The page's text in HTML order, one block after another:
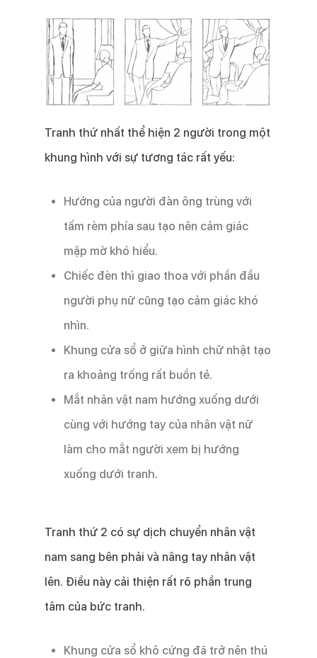
Tranh thứ nhất thể hiện 2 người trong một
khung hình với sự tương tác rất yếu:
Hướng của người đàn ông trùng với
tấm rèm phía sau tạo nên cảm giác
mập mờ khó hiểu.
Chiếc đèn thì giao thoa với phần đầu
người phụ nữ cũng tạo cảm giác khó
nhìn.
Khung cửa sổ ở giữa hình chữ nhật tạo
ra khoảng trống rất buồn tẻ.
Mắt nhân vật nam hướng xuống dưới
cùng với hướng tay của nhân vật nữ
làm cho mắt người xem bị hướng
xuống dưới tranh.
Tranh thứ 2 có sự dịch chuyển nhân vật
nam sang bên phải và nâng tay nhân vật
lên. Điều này cải thiện rất rõ phần trung
tâm của bức tranh.
Khung cửa sổ khô cứng đã trở nên thú